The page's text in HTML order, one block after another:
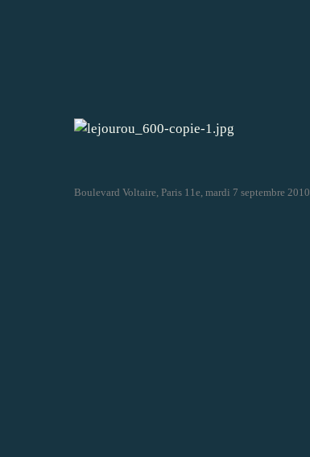
Boulevard Voltaire, Paris 11e, mardi 7 septembre 2010